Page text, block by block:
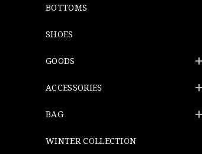
BOTTOMS
SHOES
GOODS
ACCESSORIES
BAG
WINTER COLLECTION